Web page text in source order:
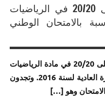
ورقة التحرير حصلت على 20/20 في الرياضيات
بالامتحان الوطني
هذه ورقة التحرير لتلميذ حصل على 20/20 في مادة الرياضيات
بالامتحان الوطني للبكالوريا للدورة العادية لسنة 2016. وتجدون
وهو […]